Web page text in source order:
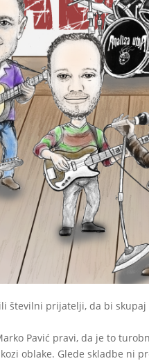
številni prijatelji, da bi
Pavić pravi, da je to
oblake. Glede skladbe ni